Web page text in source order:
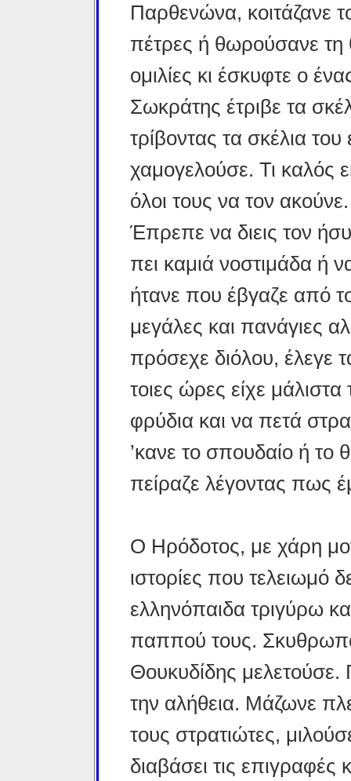
Παρθενώνα, κοιτάζανε
πέτρες ή θωρούσανε
ομιλίες κι έσκυφτε ο
Σωκράτης έτριβε τα
τρίβοντας τα σκέλια του
χαμογελούσε. Τι καλός
όλοι τους να τον
Έπρεπε να διεις τον
πει καμιά νοστιμάδα ή
ήτανε που έβγαζε από
μεγάλες και πανάγιες
πρόσεχε διόλου, έλεγε
τοιες ώρες είχε
φρύδια και να πετά
’κανε το σπουδαίο ή
πείραζε λέγοντας πως
Ο Ηρόδοτος, με χάρη
ιστορίες που τελειωμό
ελληνόπαιδα τριγύρω
παππού τους.
Θουκυδίδης μελετούσε.
την αλήθεια. Μάζωνε
τους στρατιώτες,
διαβάσει τις επιγραφές